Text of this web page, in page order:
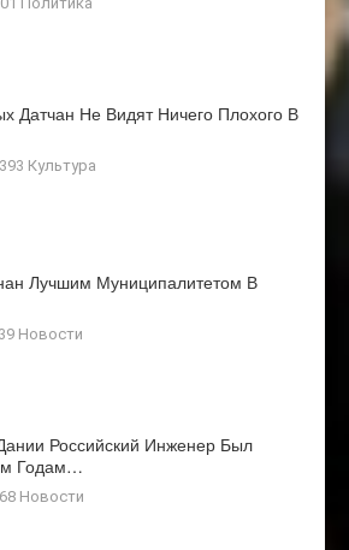
Датчан Не Видят Ничего Плохого В
Культура
Лучшим Муниципалитетом В
Новости
Российский Инженер Был
Годам…
Новости